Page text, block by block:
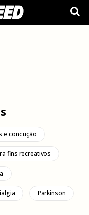
e condução
fins recreativos
Parkinson